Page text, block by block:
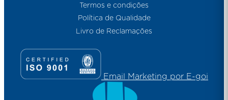
Termos e condições
Política de Qualidade
Livro de Reclamações
Email Marketing por E-goi